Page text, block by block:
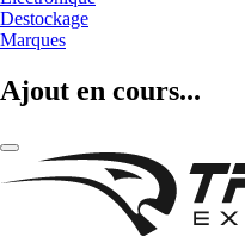
Destockage
Marques
Ajout en cours...